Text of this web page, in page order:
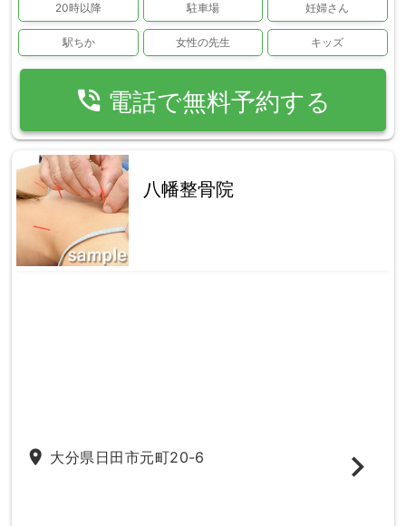
20時以降 駐車場 妊婦さん
駅ちか 女性の先生 キッズ
phone_in_talk 電話で無料予約する
八幡整骨院
place 大分県日田市元町20-6